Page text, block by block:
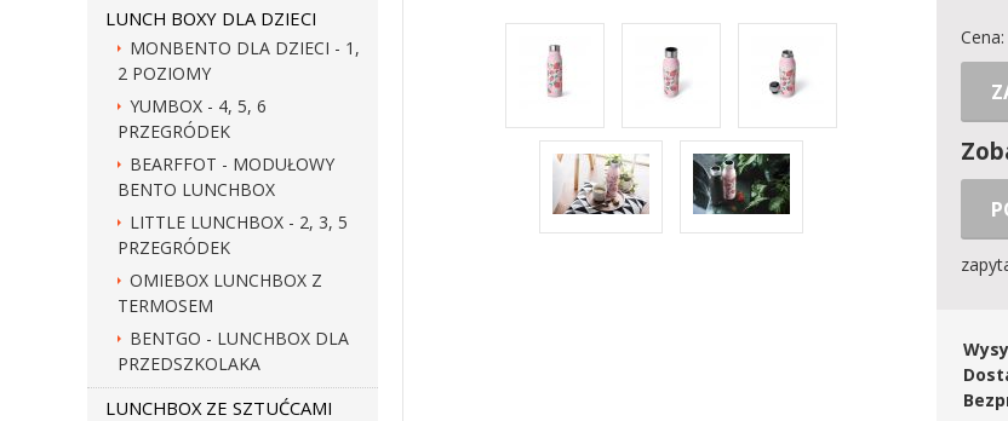
LUNCH BOXY DLA DZIECI
MONBENTO DLA DZIECI - 1,
2 POZIOMY
YUMBOX - 4, 5, 6
PRZEGRÓDEK
BEARFFOT - MODUŁOWY
BENTO LUNCHBOX
LITTLE LUNCHBOX - 2, 3, 5
PRZEGRÓDEK
OMIEBOX LUNCHBOX Z
TERMOSEM
BENTGO - LUNCHBOX DLA
PRZEDSZKOLAKA
LUNCHBOX ZE SZTUĆCAMI
Cena: